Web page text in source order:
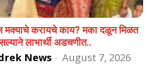
मक्याचे करायचे काय? मका दळून मिळत
लाभार्थी अडचणीत..
News - August 7, 2026